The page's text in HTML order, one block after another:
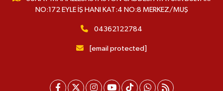
NO:172 EYLE İŞ HANI KAT:4 NO:8 MERKEZ/MUŞ
04362122784
[email protected]